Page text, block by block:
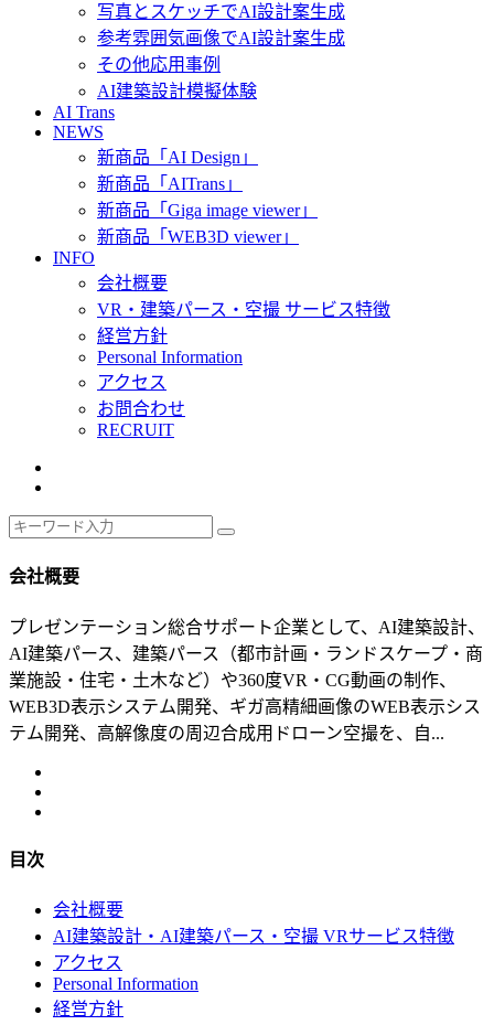
写真とスケッチでAI設計案生成
参考雰囲気画像でAI設計案生成
その他応用事例
AI建築設計模擬体験
AI Trans
NEWS
新商品「AI Design」
新商品「AITrans」
新商品「Giga image viewer」
新商品「WEB3D viewer」
INFO
会社概要
VR・建築パース・空撮 サービス特徴
経営方針
Personal Information
アクセス
お問合わせ
RECRUIT
会社概要
プレゼンテーション総合サポート企業として、AI建築設計、
AI建築パース、建築パース（都市計画・ランドスケープ・商
業施設・住宅・土木など）や360度VR・CG動画の制作、
WEB3D表示システム開発、ギガ高精細画像のWEB表示シス
テム開発、高解像度の周辺合成用ドローン空撮を、自...
目次
会社概要
AI建築設計・AI建築パース・空撮 VRサービス特徴
アクセス
Personal Information
経営方針